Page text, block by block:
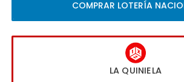
COMPRAR LOTERÍA
LA QUINIELA